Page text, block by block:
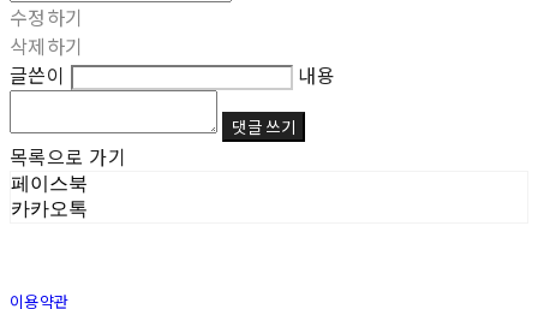
수정하기
삭제하기
글쓴이
내용
댓글 쓰기
목록으로 가기
페이스북
카카오톡
이용약관